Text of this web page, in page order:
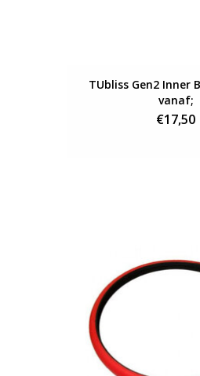
TUbliss Gen2 Inner
vanaf;
€17,50